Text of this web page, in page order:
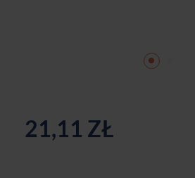
21,11 ZŁ